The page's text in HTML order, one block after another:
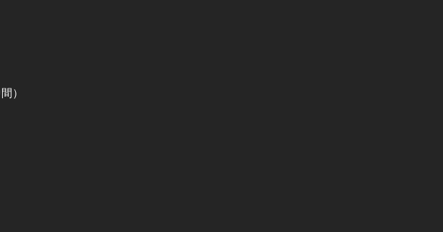
）